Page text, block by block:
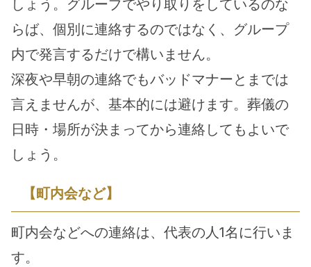
しょう。グループでやり取りをしているのな
らば、個別に連絡するのではなく、グループ
内で発言するだけで構いません。
深夜や早朝の連絡でもバッドマナーとまでは
言えませんが、基本的には避けます。葬儀の
日時・場所が決まってから連絡してもよいで
しょう。
【町内会など】
町内会などへの連絡は、代表の人1名に行いま
す。